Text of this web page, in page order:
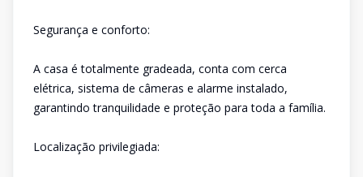
Segurança e conforto:
A casa é totalmente gradeada, conta com cerca
elétrica, sistema de câmeras e alarme instalado,
garantindo tranquilidade e proteção para toda a família.
Localização privilegiada: